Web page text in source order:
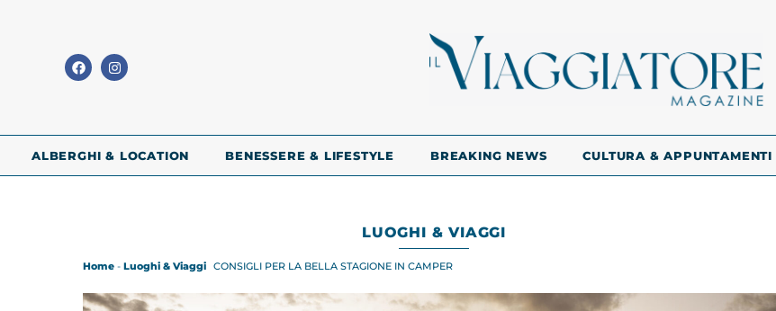
ALBERGHI & LOCATION BENESSERE & LIFESTYLE BREAKING NEWS CULTURA & APPUNTAMENTI
LUOGHI & VIAGGI
Home - Luoghi & Viaggi CONSIGLI PER LA BELLA STAGIONE IN CAMPER